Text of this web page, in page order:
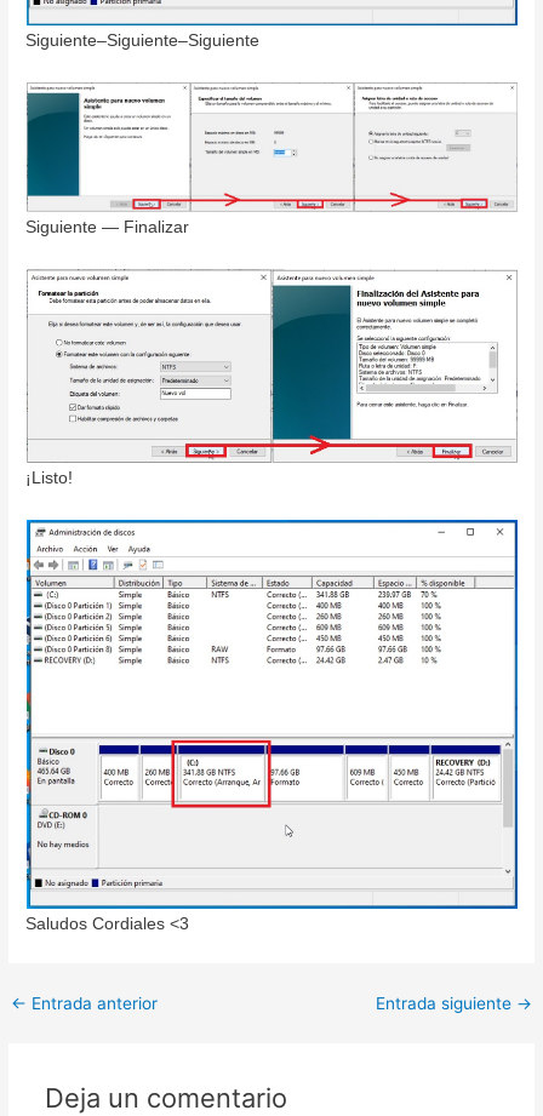
Siguiente–Siguiente–Siguiente
Siguiente — Finalizar
¡Listo!
Saludos Cordiales <3
← Entrada anterior Entrada siguiente →
Deja un comentario